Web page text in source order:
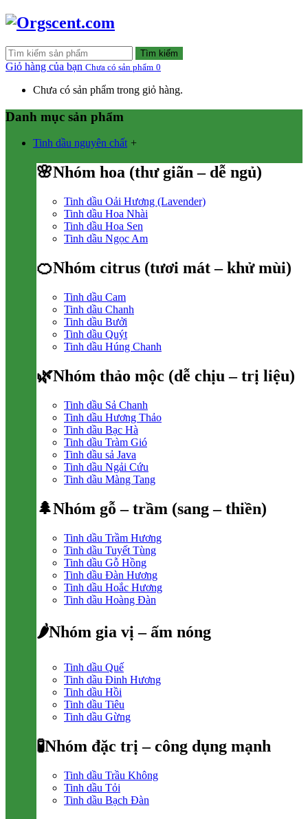
Tìm kiếm
Giỏ hàng của bạn Chưa có sản phẩm 0
Chưa có sản phẩm trong giỏ hàng.
Danh mục sản phẩm
Tinh dầu nguyên chất +
🌸Nhóm hoa (thư giãn – dễ ngủ)
Tinh dầu Oải Hương (Lavender)
Tinh dầu Hoa Nhài
Tinh dầu Hoa Sen
Tinh dầu Ngọc Am
🍊Nhóm citrus (tươi mát – khử mùi)
Tinh dầu Cam
Tinh dầu Chanh
Tinh dầu Bưởi
Tinh dầu Quýt
Tinh dầu Húng Chanh
🌿Nhóm thảo mộc (dễ chịu – trị liệu)
Tinh dầu Sả Chanh
Tinh dầu Hương Thảo
Tinh dầu Bạc Hà
Tinh dầu Tràm Gió
Tinh dầu sả Java
Tinh dầu Ngải Cứu
Tinh dầu Màng Tang
🌲Nhóm gỗ – trầm (sang – thiền)
Tinh dầu Trầm Hương
Tinh dầu Tuyết Tùng
Tinh dầu Gỗ Hồng
Tinh dầu Đàn Hương
Tinh dầu Hoắc Hương
Tinh dầu Hoàng Đàn
🌶Nhóm gia vị – ấm nóng
Tinh dầu Quế
Tinh dầu Đinh Hương
Tinh dầu Hồi
Tinh dầu Tiêu
Tinh dầu Gừng
🧪Nhóm đặc trị – công dụng mạnh
Tinh dầu Trầu Không
Tinh dầu Tỏi
Tinh dầu Bạch Đàn